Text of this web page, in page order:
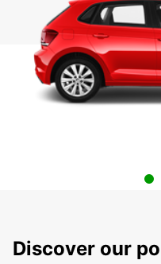
Discover our